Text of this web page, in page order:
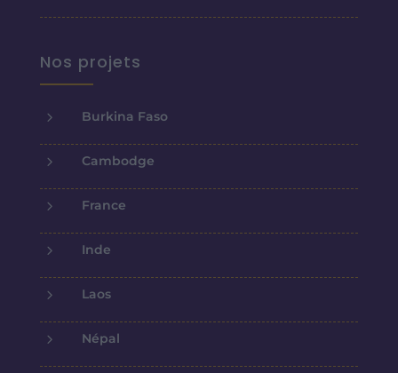
Nos projets
5 Burkina Faso
5 Cambodge
5 France
5 Inde
5 Laos
5 Népal